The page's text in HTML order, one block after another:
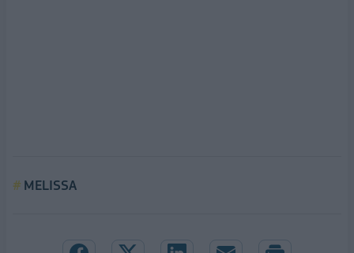
MELISSA